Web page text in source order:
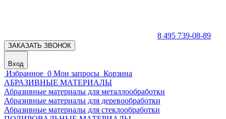
8 495 739-08-89
ЗАКАЗАТЬ ЗВОНОК
Вход
Избранное 0 Мои запросы Корзина
АБРАЗИВНЫЕ МАТЕРИАЛЫ
Абразивные материалы для металлообработки
Абразивные материалы для деревообработки
Абразивные материалы для стеклообработки